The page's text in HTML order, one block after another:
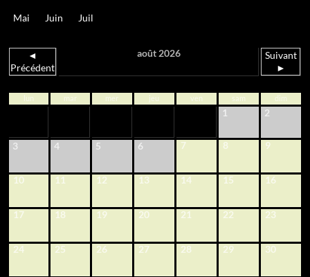
Mai Juin Juil
◄
Précédent
août 2026
Suivant
►
lun mar mer jeu ven sam dim
1 2
3 4 5 6 7 8 9
10 11 12 13 14 15 16
17 18 19 20 21 22 23
24 25 26 27 28 29 30